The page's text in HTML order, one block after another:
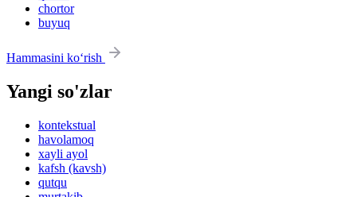
chortor
buyuq
Hammasini ko‘rish
Yangi so'zlar
kontekstual
havolamoq
xayli ayol
kafsh (kavsh)
qutqu